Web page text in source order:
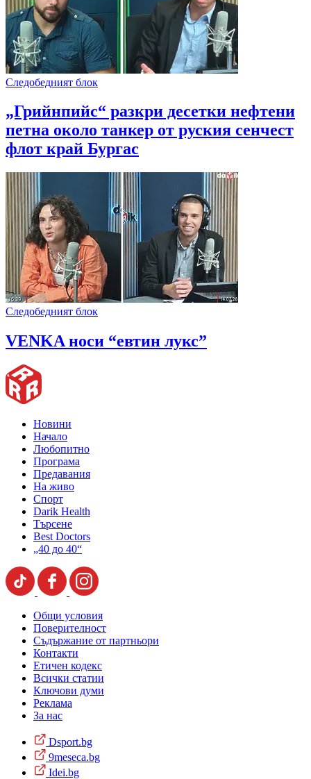
Следобедният блок
„Грийнпийс“ разкри десетки нефтени
петна около танкер от руския сенчест
флот край Бургас
Следобедният блок
VENKA носи “евтин лукс”
Новини
Начало
Любопитно
Програма
Предавания
На живо
Спорт
Darik Health
Търсене
Best Doctors
„40 до 40“
Общи условия
Поверителност
Съдържание от партньори
Контакти
Етичен кодекс
Всички статии
Ключови думи
Реклама
За нас
Dsport.bg
9meseca.bg
Idei.bg